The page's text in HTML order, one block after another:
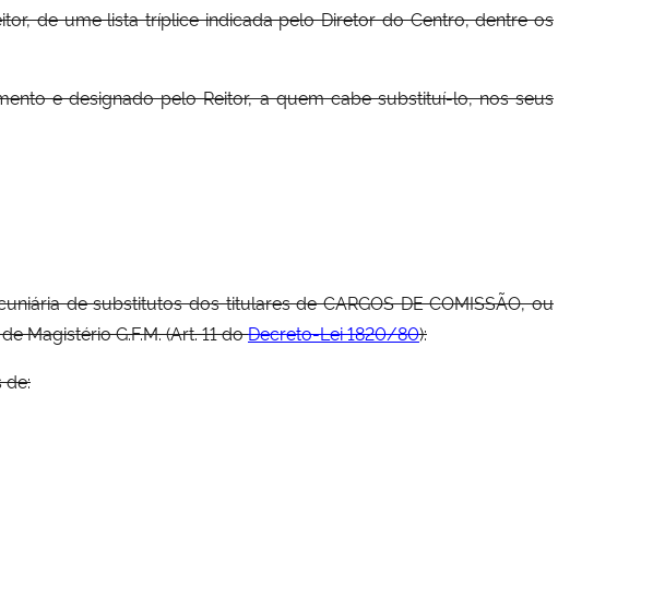
de ume lista tríplice indicada pelo Diretor do Centro, dentre os
e designado pelo Reitor, a quem cabe substituí-lo, nos seus
de substitutos dos titulares de CARGOS DE COMISSÃO, ou
Magistério G.F.M. (Art. 11 doDecreto-Lei 1820/80):
de: